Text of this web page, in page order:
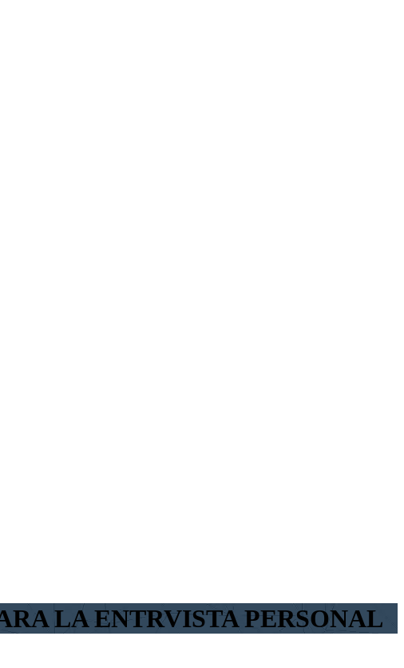
LA ENTRVISTA PERSONAL